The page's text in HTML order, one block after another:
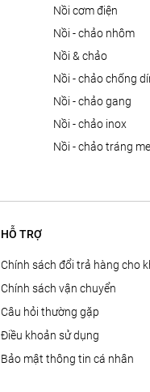
nồi cơm điện
nồi - chảo nhôm
nồi & chảo
nồi - chảo chống
nồi - chảo gang
nồi - chảo inox
nồi - chảo tráng
HỖ TRỢ
Chính sách đổi trả hàng cho
Chính sách vận chuyển
Câu hỏi thường gặp
Điều khoản sử dụng
Bảo mật thông tin cá nhân